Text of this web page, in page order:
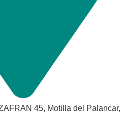
45, Motilla del Palancar,